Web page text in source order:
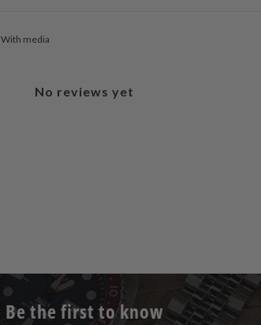
With media
No reviews yet
Be the first to know